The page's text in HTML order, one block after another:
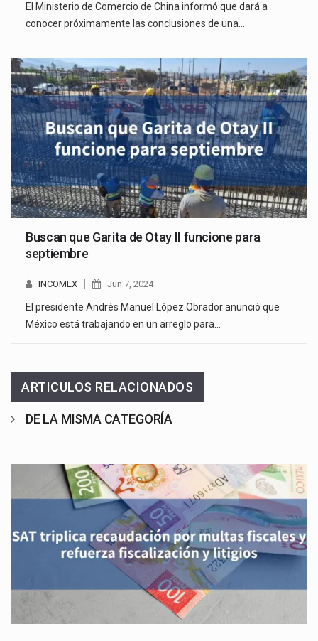
El Ministerio de Comercio de China informó que dará a
conocer próximamente las conclusiones de una…
Buscan que Garita de Otay II funcione para
septiembre
INCOMEX Jun 7, 2024
El presidente Andrés Manuel López Obrador anunció que
México está trabajando en un arreglo para…
ARTICULOS RELACIONADOS
DE LA MISMA CATEGORÍA